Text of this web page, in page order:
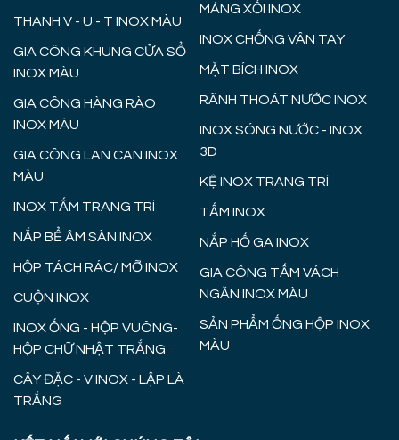
THANH V - U - T INOX MÀU
GIA CÔNG KHUNG CỬA SỔ
INOX MÀU
GIA CÔNG HÀNG RÀO
INOX MÀU
GIA CÔNG LAN CAN INOX
MÀU
INOX TẤM TRANG TRÍ
NẮP BỂ ÂM SÀN INOX
HỘP TÁCH RÁC/ MỠ INOX
CUỘN INOX
INOX ỐNG - HỘP VUÔNG-
HỘP CHỮ NHẬT TRẮNG
CÂY ĐẶC - V INOX - LẬP LÀ
TRẮNG
MÁNG XỐI INOX
INOX CHỐNG VÂN TAY
MẶT BÍCH INOX
RÃNH THOÁT NƯỚC INOX
INOX SÓNG NƯỚC - INOX
3D
KỆ INOX TRANG TRÍ
TẤM INOX
NẮP HỐ GA INOX
GIA CÔNG TẤM VÁCH
NGĂN INOX MÀU
SẢN PHẨM ỐNG HỘP INOX
MÀU